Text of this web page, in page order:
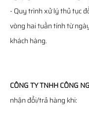
- Quy trình xử lý thủ tục
vòng hai tuần tính từ
khách hàng.
CÔNG TY TNHH CÔNG
nhận đổi/trả hàng khi: